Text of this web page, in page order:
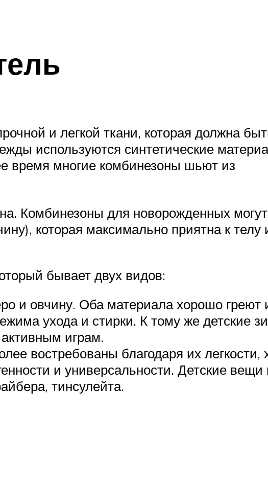
и легкой ткани, которая должна
используются синтетические
время многие комбинезоны шьют из
Комбинезоны для новорожденных
которая максимально приятна к
бывает двух видов:
и овчину. Оба материала хорошо
ухода и стирки. К тому же детские
играм.
востребованы благодаря их
и универсальности. Детские
тинсулейта.